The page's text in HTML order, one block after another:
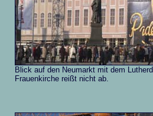
Blick auf den Neumarkt mit dem
Frauenkirche reißt nicht ab.